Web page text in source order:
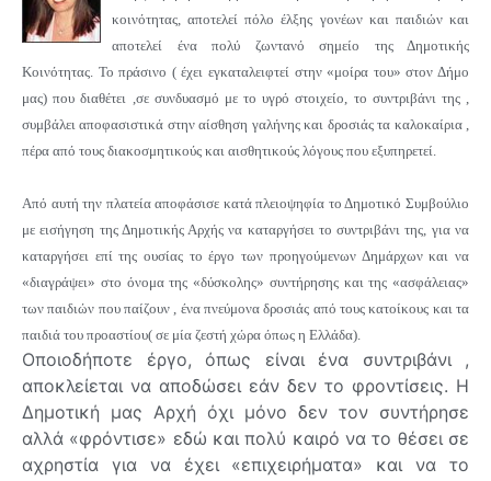
κοινότητας, αποτελεί πόλο έλξης γονέων και παιδιών και
αποτελεί ένα πολύ ζωντανό σημείο της Δημοτικής
Κοινότητας. Το πράσινο ( έχει εγκαταλειφτεί στην «μοίρα του» στον Δήμο
μας) που διαθέτει ,σε συνδυασμό με το υγρό στοιχείο, το συντριβάνι της ,
συμβάλει αποφασιστικά στην αίσθηση γαλήνης και δροσιάς τα καλοκαίρια ,
πέρα από τους διακοσμητικούς και αισθητικούς λόγους που εξυπηρετεί.
Από αυτή την πλατεία αποφάσισε κατά πλειοψηφία το Δημοτικό Συμβούλιο
με εισήγηση της Δημοτικής Αρχής να καταργήσει το συντριβάνι της, για να
καταργήσει επί της ουσίας το έργο των προηγούμενων Δημάρχων και να
«διαγράψει» στο όνομα της «δύσκολης» συντήρησης και της «ασφάλειας»
των παιδιών που παίζουν , ένα πνεύμονα δροσιάς από τους κατοίκους και τα
παιδιά του προαστίου( σε μία ζεστή χώρα όπως η Ελλάδα).
Οποιοδήποτε έργο, όπως είναι ένα συντριβάνι ,
αποκλείεται να αποδώσει εάν δεν το φροντίσεις. Η
Δημοτική μας Αρχή όχι μόνο δεν τον συντήρησε
αλλά «φρόντισε» εδώ και πολύ καιρό να το θέσει σε
αχρηστία για να έχει «επιχειρήματα» και να το